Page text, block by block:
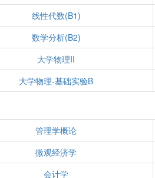
线性代数(B1)
数学分析(B2)
大学物理II
大学物理-基础实验B
管理学概论
微观经济学
会计学